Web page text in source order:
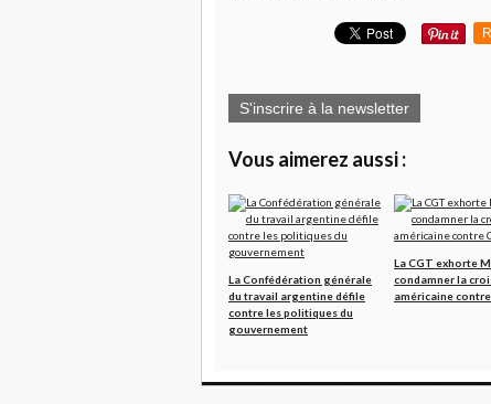
S'inscrire à la newsletter
Vous aimerez aussi :
La Confédération générale
du travail argentine défile
contre les politiques du
gouvernement
La CGT exhorte
condamner la
américaine